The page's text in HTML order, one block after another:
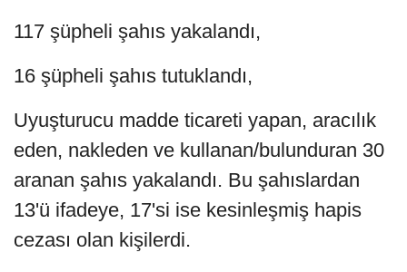
117 şüpheli şahıs yakalandı,
16 şüpheli şahıs tutuklandı,
Uyuşturucu madde ticareti yapan, aracılık
eden, nakleden ve kullanan/bulunduran 30
aranan şahıs yakalandı. Bu şahıslardan
13'ü ifadeye, 17'si ise kesinleşmiş hapis
cezası olan kişilerdi.